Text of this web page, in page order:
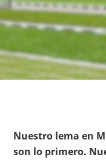
Nuestro lema en
son lo primero.